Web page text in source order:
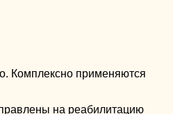
Комплексно применяются
на реабилитацию